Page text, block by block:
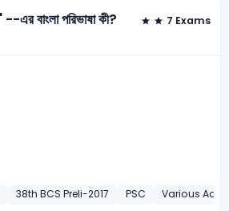
বাংলা পরিভাষা কী? 7 Exams
38th BCS Preli-2017 PSC Various